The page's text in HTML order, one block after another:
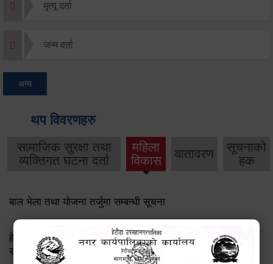
मृत्यू दर्ता
जन्म दर्ता
अन्य
थप विवरणहरु
सामाजिक सुरक्षा तथा
व्यक्तिगत घटना दर्ता
महिला
विकास
वातावरण
सूचनाको
हक
बाल भेला तथा योजना तर्जुमा सम्बन्धी सूचना
हेटौंडा उपमहानगरपालिका: लैङ्गिक समानता तथा सामाजिक
समावेशीकरण परीक्षण प्रतिवेदन २०८२